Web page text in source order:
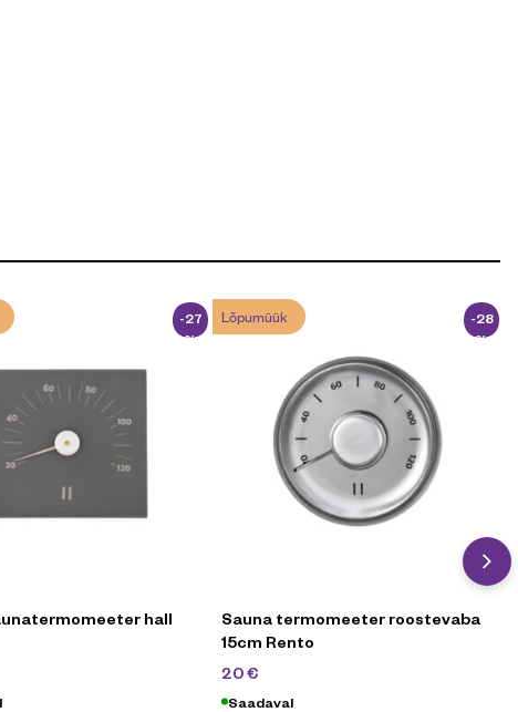
-27
%
hall
Lõpumüük
-28
%
Sauna termomeeter roostevaba
15cm Rento
20€
Saadaval